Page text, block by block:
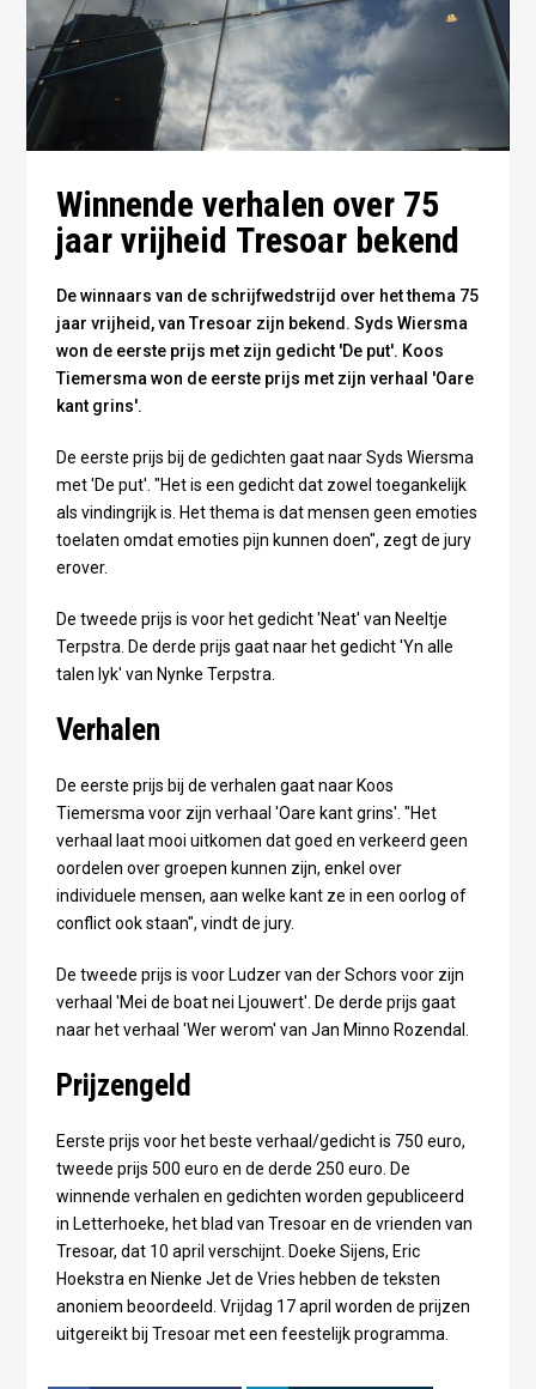
Winnende verhalen over 75
jaar vrijheid Tresoar bekend
De winnaars van de schrijfwedstrijd over het thema 75
jaar vrijheid, van Tresoar zijn bekend. Syds Wiersma
won de eerste prijs met zijn gedicht 'De put'. Koos
Tiemersma won de eerste prijs met zijn verhaal 'Oare
kant grins'.
De eerste prijs bij de gedichten gaat naar Syds Wiersma
met 'De put'. "Het is een gedicht dat zowel toegankelijk
als vindingrijk is. Het thema is dat mensen geen emoties
toelaten omdat emoties pijn kunnen doen", zegt de jury
erover.
De tweede prijs is voor het gedicht 'Neat' van Neeltje
Terpstra. De derde prijs gaat naar het gedicht 'Yn alle
talen lyk' van Nynke Terpstra.
Verhalen
De eerste prijs bij de verhalen gaat naar Koos
Tiemersma voor zijn verhaal 'Oare kant grins'. "Het
verhaal laat mooi uitkomen dat goed en verkeerd geen
oordelen over groepen kunnen zijn, enkel over
individuele mensen, aan welke kant ze in een oorlog of
conflict ook staan", vindt de jury.
De tweede prijs is voor Ludzer van der Schors voor zijn
verhaal 'Mei de boat nei Ljouwert'. De derde prijs gaat
naar het verhaal 'Wer werom' van Jan Minno Rozendal.
Prijzengeld
Eerste prijs voor het beste verhaal/gedicht is 750 euro,
tweede prijs 500 euro en de derde 250 euro. De
winnende verhalen en gedichten worden gepubliceerd
in Letterhoeke, het blad van Tresoar en de vrienden van
Tresoar, dat 10 april verschijnt. Doeke Sijens, Eric
Hoekstra en Nienke Jet de Vries hebben de teksten
anoniem beoordeeld. Vrijdag 17 april worden de prijzen
uitgereikt bij Tresoar met een feestelijk programma.